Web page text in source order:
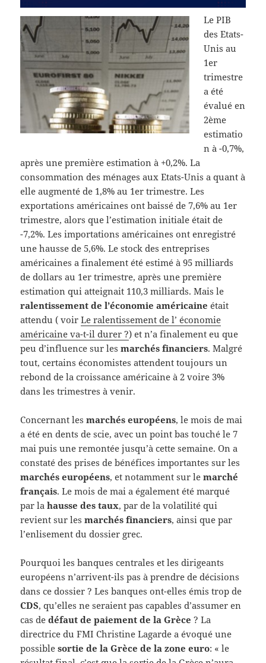
Le PIB
des Etats-
Unis au
1er
trimestre
a été
évalué en
2ème
estimatio
n à -0,7%,
après une première estimation à +0,2%. La
consommation des ménages aux Etats-Unis a quant à
elle augmenté de 1,8% au 1er trimestre. Les
exportations américaines ont baissé de 7,6% au 1er
trimestre, alors que l’estimation initiale était de
-7,2%. Les importations américaines ont enregistré
une hausse de 5,6%. Le stock des entreprises
américaines a finalement été estimé à 95 milliards
de dollars au 1er trimestre, après une première
estimation qui atteignait 110,3 milliards. Mais le
ralentissement de l’économie américaine était
attendu ( voirLe ralentissement de l’ économie
américaine va-t-il durer ?) et n’a finalement eu que
peu d’influence sur lesmarchés financiers. Malgré
tout, certains économistes attendent toujours un
rebond de la croissance américaine à 2 voire 3%
dans les trimestres à venir.
Concernant lesmarchés européens, le mois de mai
a été en dents de scie, avec un point bas touché le 7
mai puis une remontée jusqu’à cette semaine. On a
constaté des prises de bénéfices importantes sur les
marchés européens, et notamment sur lemarché
français. Le mois de mai a également été marqué
par lahausse des taux, par de la volatilité qui
revient sur lesmarchés financiers, ainsi que par
l’enlisement du dossier grec.
Pourquoi les banques centrales et les dirigeants
européens n’arrivent-ils pas à prendre de décisions
dans ce dossier ? Les banques ont-elles émis trop de
CDS, qu’elles ne seraient pas capables d’assumer en
cas dedéfaut de paiement de la Grèce ? La
directrice du FMI Christine Lagarde a évoqué une
possiblesortie de la Grèce de la zone euro: « le